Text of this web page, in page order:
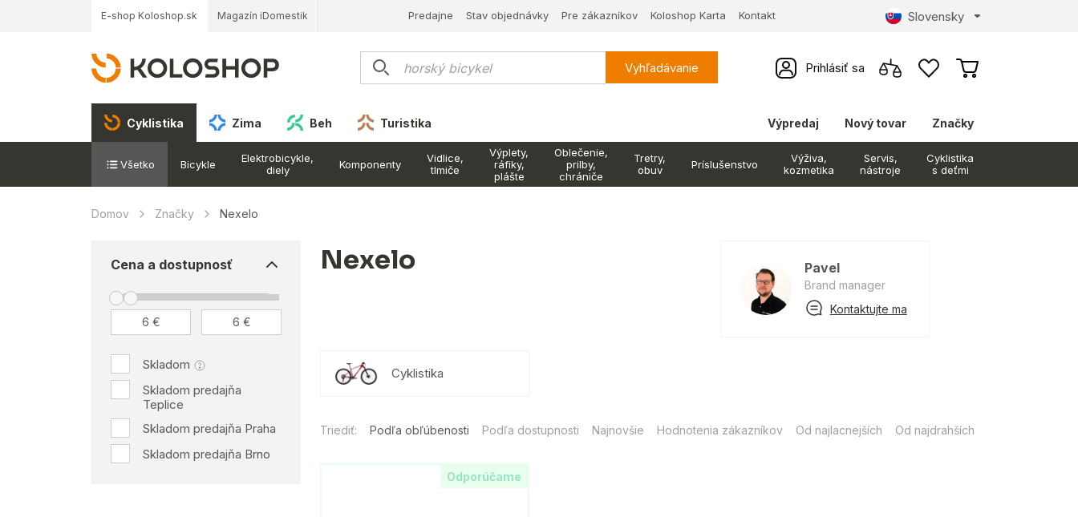
E-shop Koloshop.sk Magazín iDomestik Predajne Stav objednávky Pre zákazníkov Koloshop Karta Kontakt Slovensky
Vyhľadávanie Prihlásiť sa
Cyklistika Zima Beh Turistika Výpredaj Nový tovar Značky
Všetko Bicykle
Elektrobicykle,
diely
Komponenty
Vidlice,
tlmiče
Výplety,
ráfiky,
plášte
Oblečenie,
prilby,
chrániče
Tretry,
obuv
Príslušenstvo
Výživa,
kozmetika
Servis,
nástroje
Cyklistika
s deťmi
Domov Značky Nexelo
Cena a dostupnosť
Skladom
Skladom predajňa
Teplice
Skladom predajňa Praha
Skladom predajňa Brno
Nexelo Pavel
Brand manager
Kontaktujte ma
Cyklistika
Triediť: Podľa obľúbenosti Podľa dostupnosti Najnovšie Hodnotenia zákazníkov Od najlacnejších Od najdrahších
Odporúčame